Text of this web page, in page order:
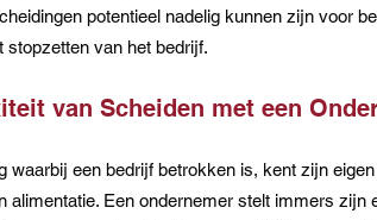
potentieel nadelig kunnen zijn voor
stopzetten van het bedrijf.
van Scheiden met een
waarbij een bedrijf betrokken is, kent zijn
alimentatie. Een ondernemer stelt immers zijn